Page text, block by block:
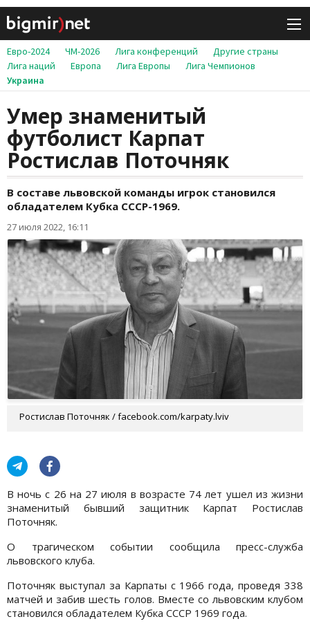
Евро-2024 ЧМ-2026 Лига конференций
Другие страны
Лига наций
Европа Лига Европы
Лига Чемпионов
Украина
Умер знаменитый
футболист Карпат
Ростислав Поточняк
В составе львовской команды игрок становился
обладателем Кубка СССР-1969.
27 июля 2022, 16:11
Ростислав Поточняк / facebook.com/karpaty.lviv
В ночь с 26 на 27 июля в возрасте 74 лет ушел из жизни
знаменитый бывший защитник Карпат Ростислав
Поточняк.
О трагическом событии сообщила пресс-служба
львовского клуба.
Поточняк выступал за Карпаты с 1966 года, проведя 338
матчей и забив шесть голов. Вместе со львовским клубом
становился обладателем Кубка СССР 1969 года.